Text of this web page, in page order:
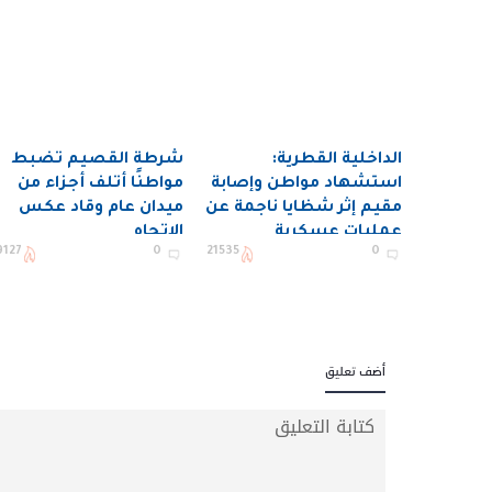
الداخلية القطرية:
استشهاد مواطن وإصابة
مقيم إثر شظايا ناجمة عن
عمليات عسكرية
0
21535
شرطة القصيم تضبط
مواطنًا أتلف أجزاء من
ميدان عام وقاد عكس
الاتجاه
0
أضف تعليق